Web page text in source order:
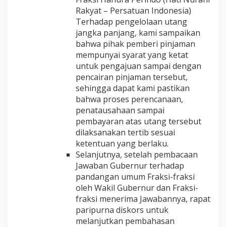
Rakyat – Persatuan Indonesia)
Terhadap pengelolaan utang
jangka panjang, kami sampaikan
bahwa pihak pemberi pinjaman
mempunyai syarat yang ketat
untuk pengajuan sampai dengan
pencairan pinjaman tersebut,
sehingga dapat kami pastikan
bahwa proses perencanaan,
penatausahaan sampai
pembayaran atas utang tersebut
dilaksanakan tertib sesuai
ketentuan yang berlaku.
Selanjutnya, setelah pembacaan
Jawaban Gubernur terhadap
pandangan umum Fraksi-fraksi
oleh Wakil Gubernur dan Fraksi-
fraksi menerima Jawabannya, rapat
paripurna diskors untuk
melanjutkan pembahasan